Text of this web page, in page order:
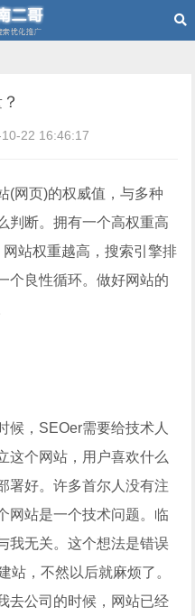
22 16:46:17
(网页)的权威值，与多种
判断。拥有一个高权重高
站权重越高，搜索引擎排
个良性循环。做好网站的
候，SEOer需要给技术人
这个网站，用户喜欢什么
署好。许多首尔人没有注
网站是一个技术问题。临
我无关。这个想法是错误
站，不然以后就麻烦了。
去公司的时候，网站已经